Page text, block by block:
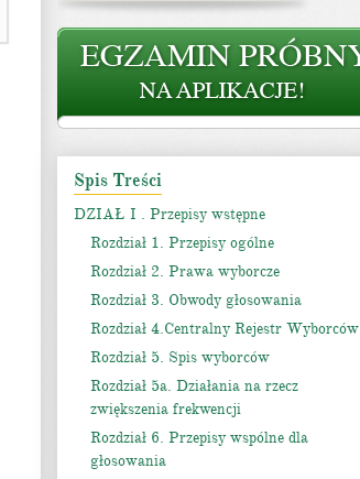
Spis Treści
DZIAŁ I . Przepisy wstępne
Rozdział 1. Przepisy ogólne
Rozdział 2. Prawa wyborcze
Rozdział 3. Obwody głosowania
Rozdział 4.Centralny Rejestr Wyborców
Rozdział 5. Spis wyborców
Rozdział 5a. Działania na rzecz
zwiększenia frekwencji
Rozdział 6. Przepisy wspólne dla
głosowania